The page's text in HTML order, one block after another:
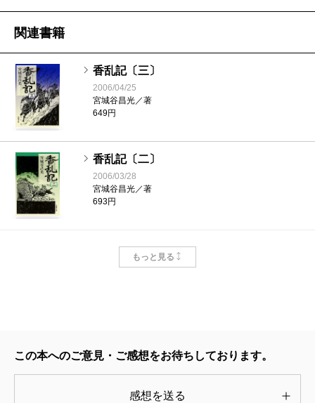
関連書籍
香乱記〔三〕
2006/04/25
宮城谷昌光／著
649円
香乱記〔二〕
2006/03/28
宮城谷昌光／著
693円
香乱記〔一〕
2006/03/28
もっと見る
この本へのご意見・ご感想をお待ちしております。
感想を送る